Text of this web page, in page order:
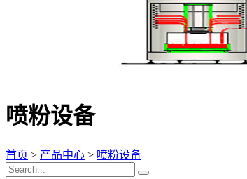
喷粉设备
首页 > 产品中心 > 喷粉设备